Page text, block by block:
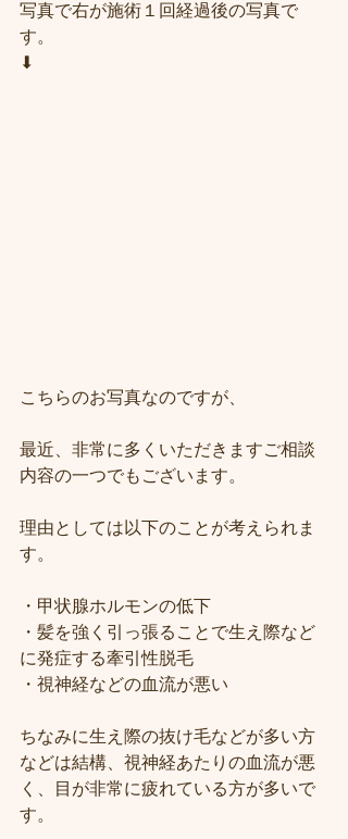
写真で右が施術１回経過後の写真で
す。
⬇︎
こちらのお写真なのですが、
最近、非常に多くいただきますご相談
内容の一つでもございます。
理由としては以下のことが考えられま
す。
・甲状腺ホルモンの低下
・髪を強く引っ張ることで生え際など
に発症する牽引性脱毛
・視神経などの血流が悪い
ちなみに生え際の抜け毛などが多い方
などは結構、視神経あたりの血流が悪
く、目が非常に疲れている方が多いで
す。